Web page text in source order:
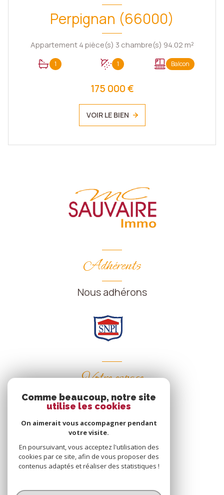
Perpignan (66000)
Appartement 4 pièce(s) 3 chambre(s) 94.02 m²
1 1 Balcon
175 000 €
VOIR LE BIEN
Adhérents
Nous adhérons
Votre espace
Espace propriétaire
SE CONNECTER
© 2026 | Tous droits réservés
Comme beaucoup, notre site
utilise les cookies
On aimerait vous accompagner pendant
votre visite.
En poursuivant, vous acceptez l'utilisation des
cookies par ce site, afin de vous proposer des
contenus adaptés et réaliser des statistiques !